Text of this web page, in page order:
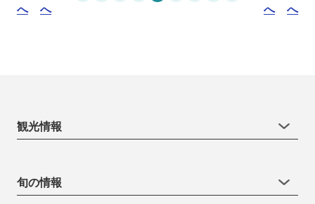
へ
へ
へ
へ
観光情報
旬の情報